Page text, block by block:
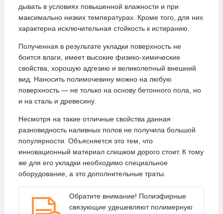
дывать в условиях повышенной влажности и при
максимально низких температурах. Кроме того, для них
характерна исключительная стойкость к истиранию.
Полученная в результате укладки поверхность не
боится влаги, имеет высокие физико-химические
свойства, хорошую адгезию и великолепный внешний
вид. Наносить полимочевину можно на любую
поверхность — не только на основу бетонного пола, но
и на сталь и древесину.
Несмотря на такие отличные свойства данная
разновидность наливных полов не получила большой
популярности. Объясняется это тем, что
инновационный материал слишком дорого стоит. К тому
же для его укладки необходимо специальное
оборудование, а это дополнительные траты.
Обратите внимание! Полиэфирные
связующие удешевляют полимерную